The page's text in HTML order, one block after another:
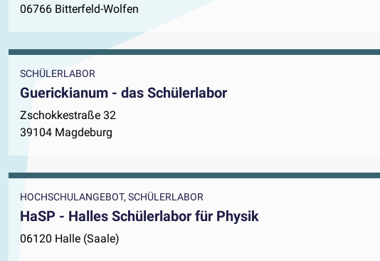
06766 Bitterfeld-Wolfen
SCHÜLERLABOR
Guerickianum - das Schülerlabor
Zschokkestraße 32
39104 Magdeburg
HOCHSCHULANGEBOT, SCHÜLERLABOR
HaSP - Halles Schülerlabor für Physik
06120 Halle (Saale)